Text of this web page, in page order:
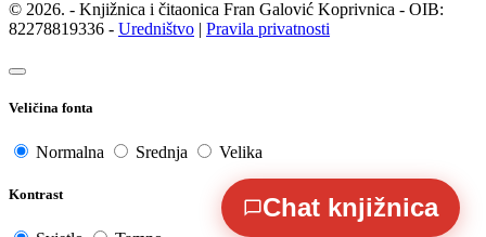
© 2026. - Knjižnica i čitaonica Fran Galović Koprivnica - OIB:
82278819336 - Uredništvo | Pravila privatnosti
Veličina fonta
Normalna Srednja Velika
Kontrast Chat knjižnica